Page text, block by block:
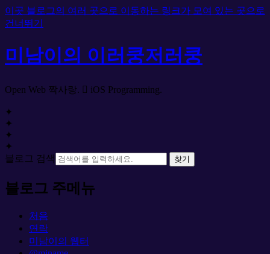
이곳 블로그의 여러 곳으로 이동하는 링크가 모여 있는 곳으로
건너뛰기
미남이의 이러쿵저러쿵
Open Web 짝사랑.  iOS Programming.
✦
✦
✦
✦
블로그 검색
찾기
블로그 주메뉴
처음
연락
미남이의 웹터